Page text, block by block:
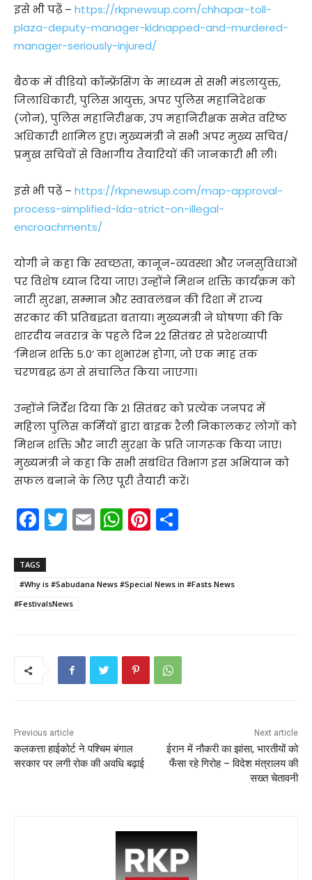
इसे भी पढ़ें – https://rkpnewsup.com/chhapar-toll-
plaza-deputy-manager-kidnapped-and-murdered-
manager-seriously-injured/
बैठक में वीडियो कॉन्फ्रेंसिंग के माध्यम से सभी मंडलायुक्त,
जिलाधिकारी, पुलिस आयुक्त, अपर पुलिस महानिदेशक
(ज़ोन), पुलिस महानिरीक्षक, उप महानिरीक्षक समेत वरिष्ठ
अधिकारी शामिल हुए। मुख्यमंत्री ने सभी अपर मुख्य सचिव/
प्रमुख सचिवों से विभागीय तैयारियों की जानकारी भी ली।
इसे भी पढ़ें – https://rkpnewsup.com/map-approval-
process-simplified-lda-strict-on-illegal-
encroachments/
योगी ने कहा कि स्वच्छता, कानून-व्यवस्था और जनसुविधाओं
पर विशेष ध्यान दिया जाए। उन्होंने मिशन शक्ति कार्यक्रम को
नारी सुरक्षा, सम्मान और स्वावलंबन की दिशा में राज्य
सरकार की प्रतिबद्धता बताया। मुख्यमंत्री ने घोषणा की कि
शारदीय नवरात्र के पहले दिन 22 सितंबर से प्रदेशव्यापी
‘मिशन शक्ति 5.0’ का शुभारंभ होगा, जो एक माह तक
चरणबद्ध ढंग से संचालित किया जाएगा।
उन्होंने निर्देश दिया कि 21 सितंबर को प्रत्येक जनपद में
महिला पुलिस कर्मियों द्वारा बाइक रैली निकालकर लोगों को
मिशन शक्ति और नारी सुरक्षा के प्रति जागरूक किया जाए।
मुख्यमंत्री ने कहा कि सभी संबंधित विभाग इस अभियान को
सफल बनाने के लिए पूरी तैयारी करें।
F
a
c
e
b
T
w
er
E
m
l
W
h
ts
p
Pi
nt
e e
TAGS
#Why is #Sabudana News #Special News in #Fasts News
#FestivalsNews
Previous article
कलकत्ता हाईकोर्ट ने पश्चिम बंगाल
सरकार पर लगी रोक की अवधि बढ़ाई
Next article
ईरान में नौकरी का झांसा, भारतीयों को
फँसा रहे गिरोह – विदेश मंत्रालय की
सख्त चेतावनी